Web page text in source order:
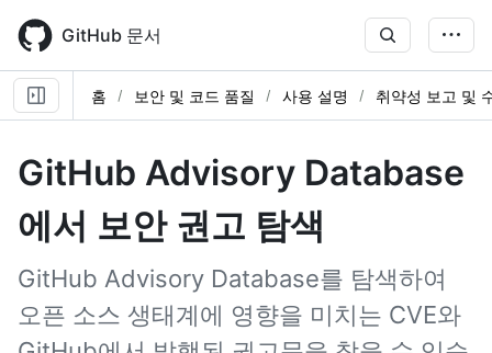
main
content
GitHub 문서
홈 보안 및 코드 품질 사용 설명 취약성 보고 및
GitHub Advisory Database
에서 보안 권고 탐색
GitHub Advisory Database를 탐색하여
오픈 소스 생태계에 영향을 미치는 CVE와